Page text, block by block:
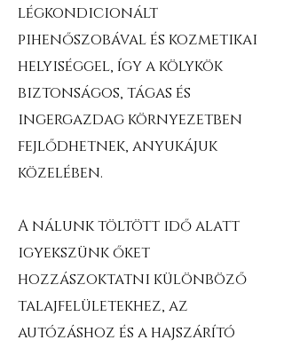
légkondicionált
pihenőszobával és kozmetikai
helyiséggel, így a kölykök
biztonságos, tágas és
ingergazdag környezetben
fejlődhetnek, anyukájuk
közelében.
A nálunk töltött idő alatt
igyekszünk őket
hozzászoktatni különböző
talajfelületekhez, az
autózáshoz és a hajszárító